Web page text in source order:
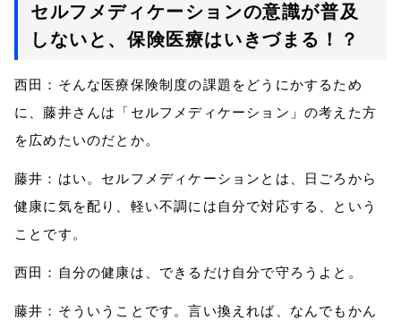
セルフメディケーションの意識が普及
しないと 、保険医療はいきづまる！？
西田：そんな医療保険制度の課題 をどうにかするため
に、藤井さんは「セルフメディケーション」 の考えた方
を広めたいのだとか。
藤井：はい。セルフメディケーションとは、日ごろから
健康に気を配 り、軽い不調には自分で対応する
、という
ことです。
西田：自分の健康は、できるだけ自分で守ろうよと。
藤井：そういうことです。言い換えれば、 なんでもかん